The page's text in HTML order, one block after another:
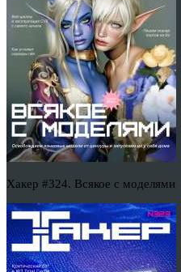
Хакер #324. Всякое с моделями